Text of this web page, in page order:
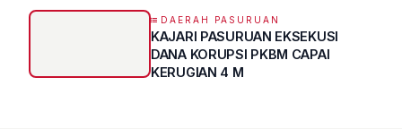
DAERAH PASURUAN
KAJARI PASURUAN EKSEKUSI
DANA KORUPSI PKBM CAPAI
KERUGIAN 4 M